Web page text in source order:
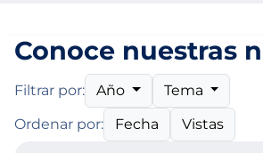
Conoce nuestras
Filtrar por: Año Tema
Ordenar por: Fecha Vistas